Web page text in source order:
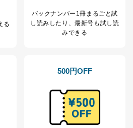
応じた新商品・サービスに関する
広告のため
お問い合わせ対応、トラブル対
サイトのサービス内容のご案内の
ｅメール等による商品、サービ
ス、キャンペーン等の広告に関す
る
バックナンバー1冊まるごと試
し読み したり、最新号も試し読
みできる
500円OFF